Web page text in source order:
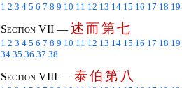
1 2 3 4 5 6 7 8 9 10 11 12 13 14 15 16 17 18 19
Section VII — 述而第七
1 2 3 4 5 6 7 8 9 10 11 12 13 14 15 16 17 18 19
34 35 36 37 38
Section VIII — 泰伯第 八